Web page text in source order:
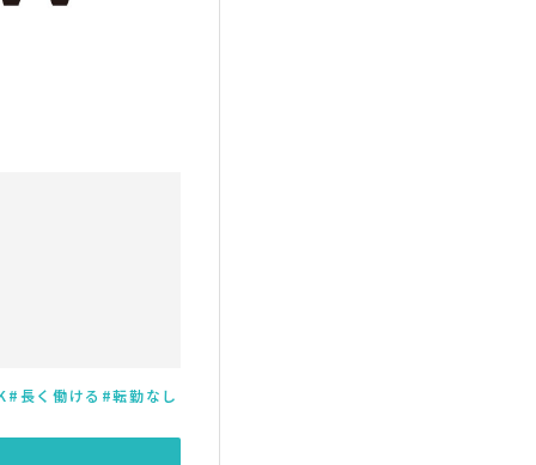
長く働ける 転勤なし